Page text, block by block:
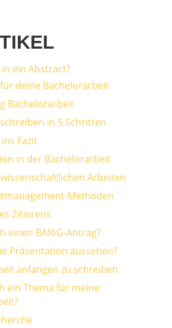
ein Abstract?
deine Bachelorarbeit
Bachelorarbeit
in 5 Schritten
Fazit
in der Bachelorarbeit
Arbeiten
Methoden
Zitierens
einen BAföG-Antrag?
Präsentation aussehen?
anfangen zu schreiben
ein Thema für meine